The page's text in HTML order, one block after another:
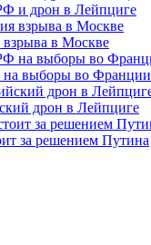
и дрон в Лейпциге
взрыва в Москве
на выборы во Франции
дрон в Лейпциге
за решением Путина